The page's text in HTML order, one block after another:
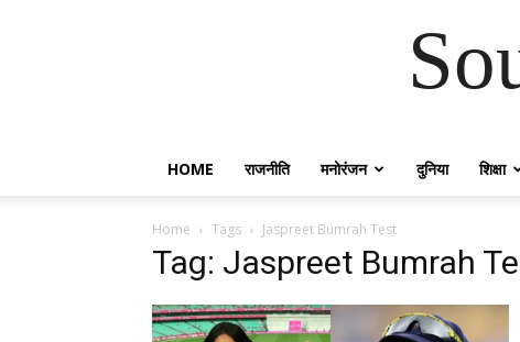
HOME राजनीति मनोरंजन दुनिया शिक्षा
Home Tags Jaspreet Bumrah Test
Tag: Jaspreet Bumrah